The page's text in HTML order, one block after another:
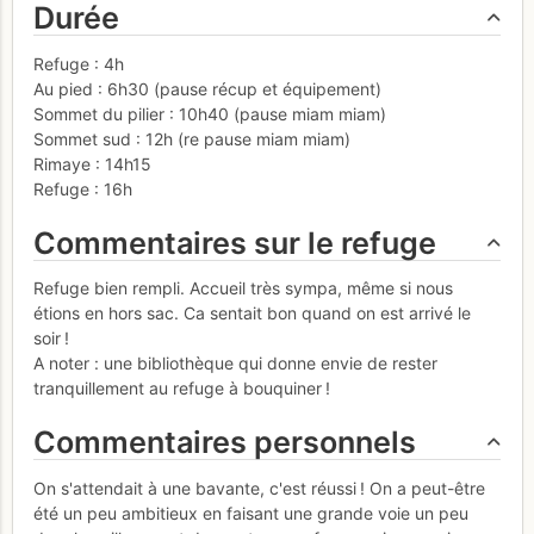
Durée
Refuge : 4h
Au pied : 6h30 (pause récup et équipement)
Sommet du pilier : 10h40 (pause miam miam)
Sommet sud : 12h (re pause miam miam)
Rimaye : 14h15
Refuge : 16h
Commentaires sur le refuge
Refuge bien rempli. Accueil très sympa, même si nous
étions en hors sac. Ca sentait bon quand on est arrivé le
soir !
A noter : une bibliothèque qui donne envie de rester
tranquillement au refuge à bouquiner !
Commentaires personnels
On s'attendait à une bavante, c'est réussi ! On a peut-être
été un peu ambitieux en faisant une grande voie un peu